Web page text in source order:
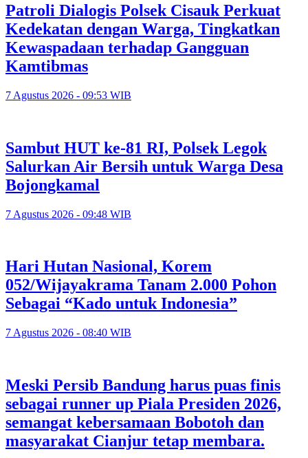
Patroli Dialogis Polsek Cisauk Perkuat
Kedekatan dengan Warga, Tingkatkan
Kewaspadaan terhadap Gangguan
Kamtibmas
7 Agustus 2026 - 09:53 WIB
Sambut HUT ke-81 RI, Polsek Legok
Salurkan Air Bersih untuk Warga Desa
Bojongkamal
7 Agustus 2026 - 09:48 WIB
Hari Hutan Nasional, Korem
052/Wijayakrama Tanam 2.000 Pohon
Sebagai “Kado untuk Indonesia”
7 Agustus 2026 - 08:40 WIB
Meski Persib Bandung harus puas finis
sebagai runner up Piala Presiden 2026,
semangat kebersamaan Bobotoh dan
masyarakat Cianjur tetap membara.